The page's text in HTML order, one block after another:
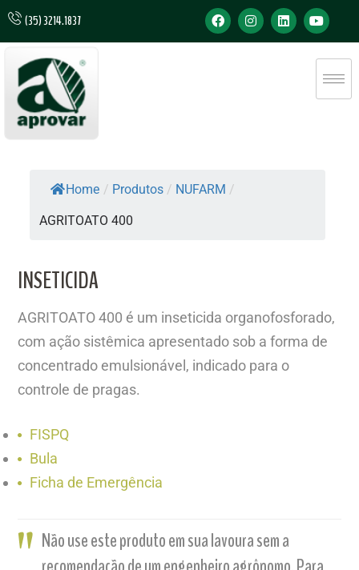
(35) 3214.1837
Home / Produtos / NUFARM /
AGRITOATO 400
INSETICIDA
AGRITOATO 400 é um inseticida organofosforado,
com ação sistêmica apresentado sob a forma de
concentrado emulsionável, indicado para o
controle de pragas.
FISPQ
Bula
Ficha de Emergência
Não use este produto em sua lavoura sem a